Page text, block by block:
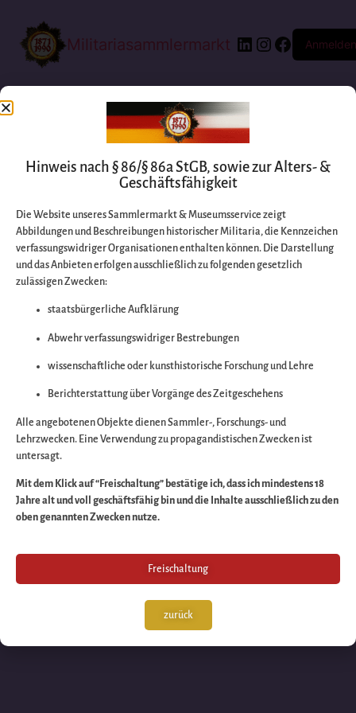
Militariasammlermarkt Anmelden
Entschuldigen Sie
bitte die
Wir arbeiten an
großartigen Sache
schauen Sie bald
wieder vorbei!
Hinweis nach § 86/§ 86a StGB, sowie zur Alters- &
Geschäftsfähigkeit
Die Website unseres Sammlermarkt & Museumsservice zeigt
Abbildungen und Beschreibungen historischer Militaria, die Kennzeichen
verfassungswidriger Organisationen enthalten können. Die Darstellung
und das Anbieten erfolgen ausschließlich zu folgenden gesetzlich
zulässigen Zwecken:
staatsbürgerliche Aufklärung
Abwehr verfassungswidriger Bestrebungen
wissenschaftliche oder kunsthistorische Forschung und Lehre
Berichterstattung über Vorgänge des Zeitgeschehens
Alle angebotenen Objekte dienen Sammler-, Forschungs- und
Lehrzwecken. Eine Verwendung zu propagandistischen Zwecken ist
untersagt.
Mit dem Klick auf “Freischaltung” bestätige ich, dass ich mindestens 18
Jahre alt und voll geschäftsfähig bin und die Inhalte ausschließlich zu den
oben genannten Zwecken nutze.
Freischaltung
zurück